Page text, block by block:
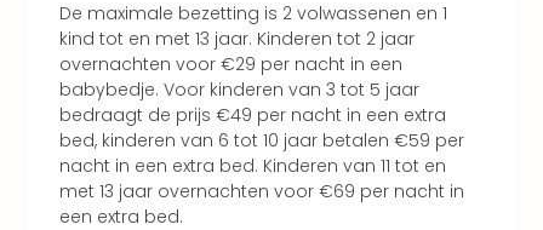
De maximale bezetting is 2 volwassenen en 1
kind tot en met 13 jaar. Kinderen tot 2 jaar
overnachten voor €29 per nacht in een
babybedje. Voor kinderen van 3 tot 5 jaar
bedraagt de prijs €49 per nacht in een extra
bed, kinderen van 6 tot 10 jaar betalen €59 per
nacht in een extra bed. Kinderen van 11 tot en
met 13 jaar overnachten voor €69 per nacht in
een extra bed.